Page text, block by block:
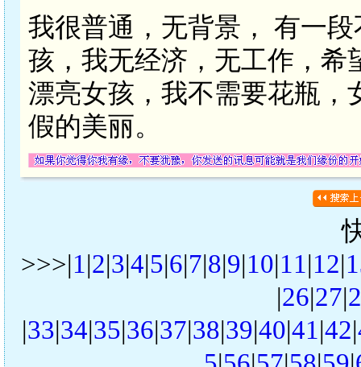
我很普通，无背景， 有一
孩，我无经济，无工作，希
漂亮女孩，我不需要花瓶，
假的美丽。
>>>|1|2|3|4|5|6|7|8|9|10|11|12|
|26|27|
|33|34|35|36|37|38|39|40|41|42|